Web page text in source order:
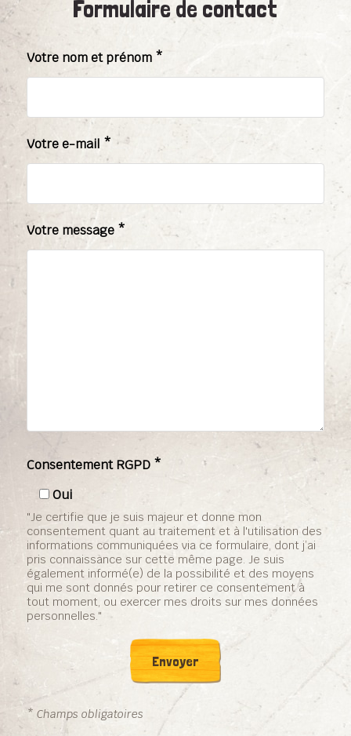
Formulaire de contact
Votre nom et prénom *
Votre e-mail *
Votre message *
Consentement RGPD *
Oui
"Je certifie que je suis majeur et donne mon
consentement quant au traitement et à l'utilisation des
informations communiquées via ce formulaire, dont j’ai
pris connaissance sur cette même page. Je suis
également informé(e) de la possibilité et des moyens
qui me sont donnés pour retirer ce consentement à
tout moment, ou exercer mes droits sur mes données
personnelles."
* Champs obligatoires